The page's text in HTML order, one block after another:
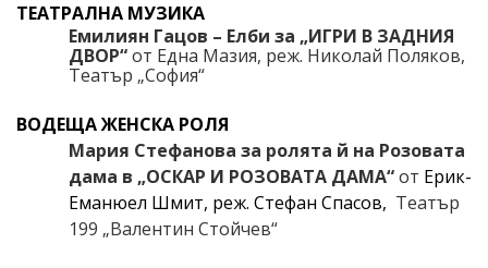
ТЕАТРАЛНА МУЗИКА
Емилиян Гацов – Елби за „ИГРИ В ЗАДНИЯ
ДВОР“от Една Мазия, реж. Николай Поляков,
Театър „София“
ВОДЕЩА ЖЕНСКА РОЛЯ
Мария Стефанова за ролята й на Розовата
дама в „ОСКАР И РОЗОВАТА ДАМА“от Ерик-
Еманюел Шмит, реж. Стефан Спасов, Театър
199 „Валентин Стойчев“